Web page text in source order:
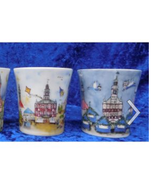
BUCHUNGEN